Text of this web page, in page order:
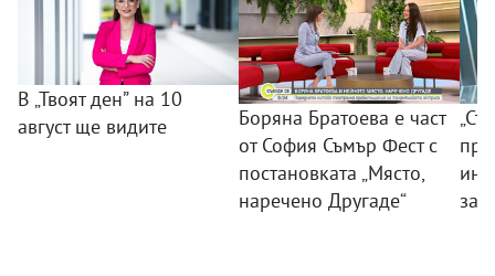
В „Твоят ден” на 10
август ще видите
Боряна Братоева е част
от София Съмър Фест с
постановката „Място,
наречено Другаде“